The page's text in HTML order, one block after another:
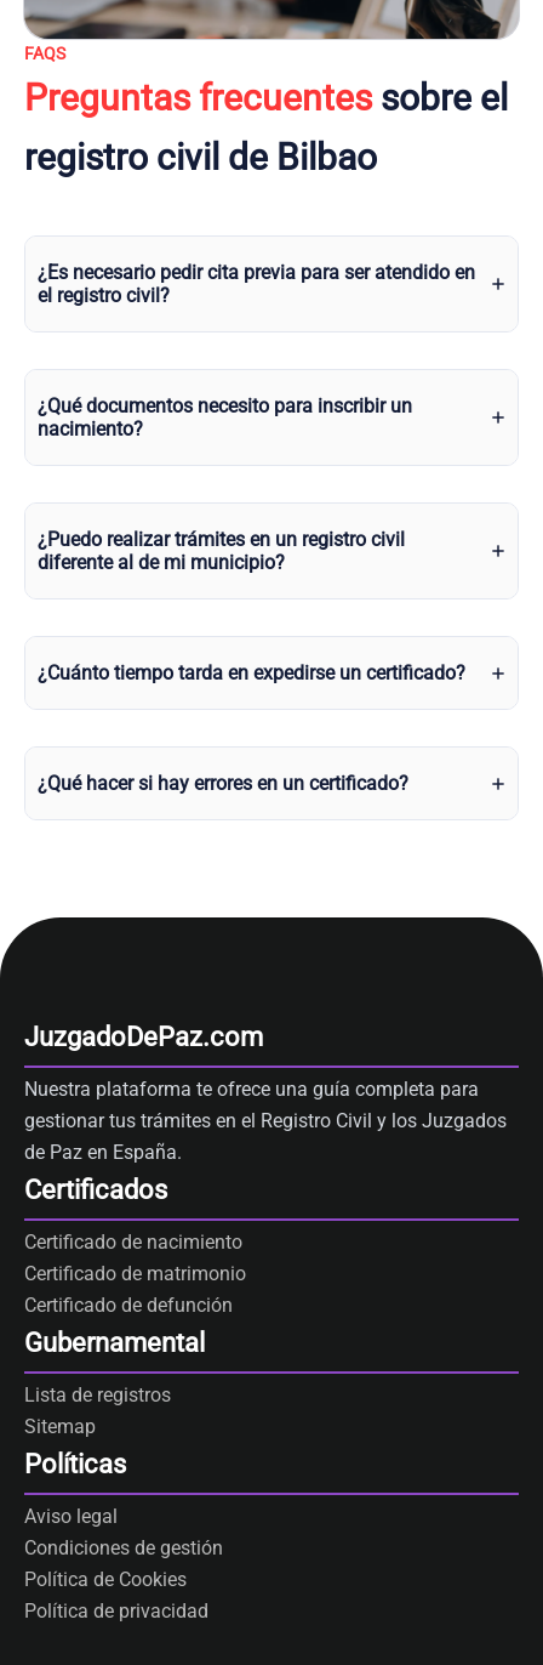
FAQS
Preguntas frecuentessobre el
registro civil de Bilbao
¿Es necesario pedir cita previa para ser atendido en
el registro civil?
¿Qué documentos necesito para inscribir un
nacimiento?
¿Puedo realizar trámites en un registro civil
diferente al de mi municipio?
¿Cuánto tiempo tarda en expedirse un certificado?
¿Qué hacer si hay errores en un certificado?
JuzgadoDePaz.com
Nuestra plataforma te ofrece una guía completa para
gestionar tus trámites en el Registro Civil y los Juzgados
de Paz en España.
Certificados
Certificado de nacimiento
Certificado de matrimonio
Certificado de defunción
Gubernamental
Lista de registros
Sitemap
Políticas
Aviso legal
Condiciones de gestión
Política de Cookies
Política de privacidad